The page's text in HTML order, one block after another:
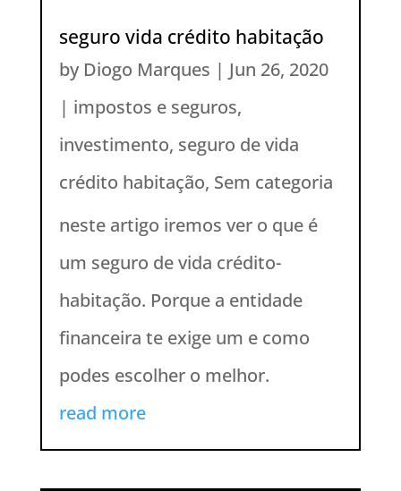
seguro vida crédito habitação
by Diogo Marques | Jun 26, 2020
| impostos e seguros,
investimento, seguro de vida
crédito habitação, Sem categoria
neste artigo iremos ver o que é
um seguro de vida crédito-
habitação. Porque a entidade
financeira te exige um e como
podes escolher o melhor.
read more